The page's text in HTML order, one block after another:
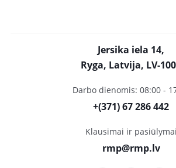
Jersika iela 14,
Ryga, Latvija, LV-
Darbo dienomis: 08:00 -
+(371) 67 286 442
Klausimai ir pasiūlymai
rmp@rmp.lv